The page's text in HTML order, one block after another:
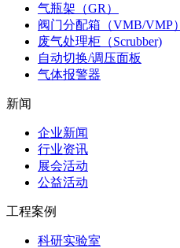
气瓶架（GR）
阀门分配箱（VMB/VMP）
废气处理柜（Scrubber)
自动切换/调压面板
气体报警器
新闻
企业新闻
行业资讯
展会活动
公益活动
工程案例
科研实验室